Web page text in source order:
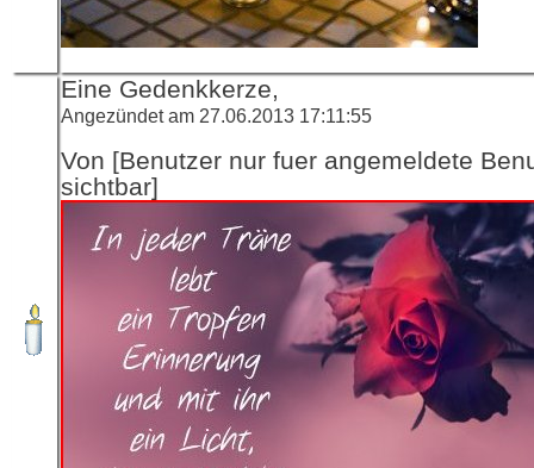
Eine Gedenkkerze,
Angezündet am 27.06.2013 17:11:55
Von [Benutzer nur fuer angemeldete
sichtbar]